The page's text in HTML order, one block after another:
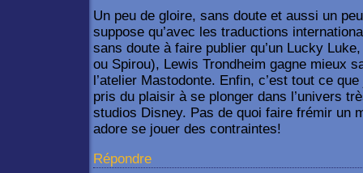
Un peu de gloire, sans doute et aussi un
suppose qu’avec les traductions
sans doute à faire publier qu’un Lucky
ou Spirou), Lewis Trondheim gagne mieux
l’atelier Mastodonte. Enfin, c’est tout ce
pris du plaisir à se plonger dans l’univers
studios Disney. Pas de quoi faire frémir un
adore se jouer des contraintes!
Répondre